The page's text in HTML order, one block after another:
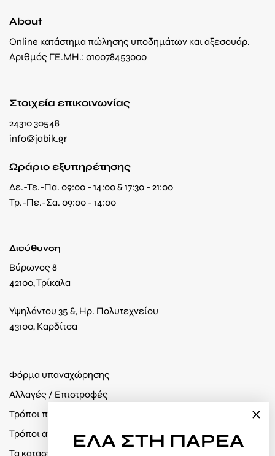
About
Online κατάστημα πώλησης υποδημάτων και αξεσουάρ.
Αριθμός ΓΕ.ΜΗ.: 010078453000
Στοιχεία επικοινωνίας
24310 30548
info@jabik.gr
Ωράριο εξυπηρέτησης
Δε.-Τε.-Πα. 09:00 - 14:00 & 17:30 - 21:00
Τρ.-Πε.-Σα. 09:00 - 14:00
Διεύθυνση
Βύρωνος 8
42100, Τρίκαλα
Υψηλάντου 35 &, Ηρ. Πολυτεχνείου
43100, Καρδίτσα
Φόρμα υπαναχώρησης
Αλλαγές / Επιστροφές
Τρόποι πληρωμής
Τρόποι αποστολής
Τα καταστήματά μας
ΕΛΑ ΣΤΗ ΠΑΡΕΑ